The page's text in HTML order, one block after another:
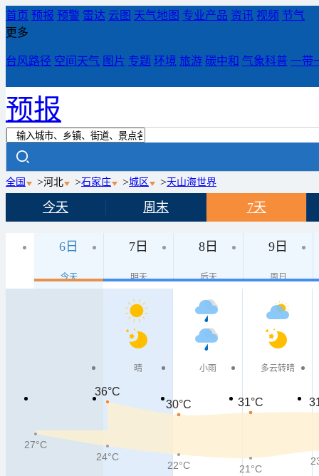
首页 预报 预警 雷达 云图 天气地图 专业产品 资讯 视频 节气
更多
台风路径 空间天气 图片 专题 环境 旅游 碳中和 气象科普 一带
预报
全国 >河北 >石家庄 >城区 >天山海世界
今天 周末 7天
6日
今天
7日
明天
8日
后天
9日
周日
晴 小雨 多云转晴
36°C
30°C
31°C
27°C
24°C
22°C 21°C